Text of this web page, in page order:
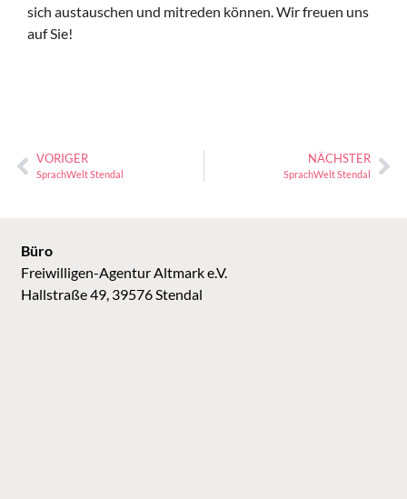
sich austauschen und mitreden können. Wir freuen uns
auf Sie!
VORIGER
SprachWelt Stendal
NÄCHSTER
SprachWelt Stendal
Büro
Freiwilligen-Agentur Altmark e.V.
Hallstraße 49, 39576 Stendal